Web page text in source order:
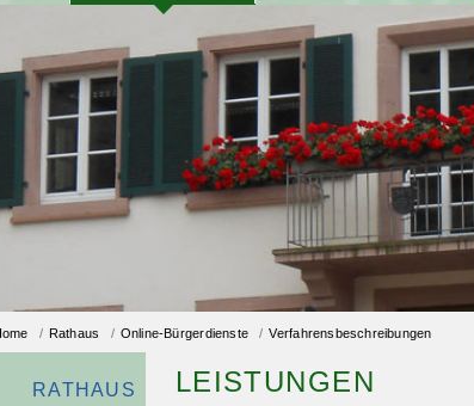
/ Rathaus / Online-Bürgerdienste /Verfahrensbeschreibungen
RATHAUS LEISTUNGEN